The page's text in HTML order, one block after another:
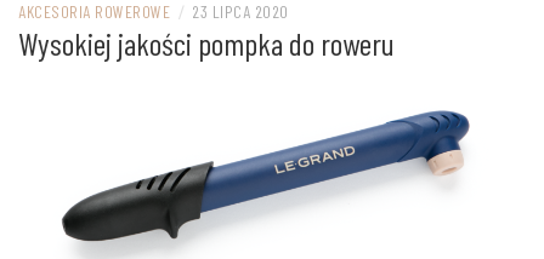
AKCESORIA ROWEROWE / 23 LIPCA 2020
Wysokiej jakości pompka do roweru